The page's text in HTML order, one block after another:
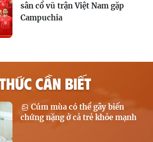
sân cổ vũ trận Việt Nam gặp
Campuchia
CẦN BIẾT
Cúm mùa có thể gây biến
chứng nặng ở cả trẻ khỏe mạnh